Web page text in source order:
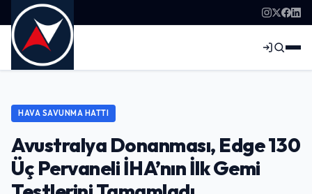
HAVA SAVUNMA HATTI
Avustralya Donanması, Edge 130
Üç Pervaneli İHA’nın İlk Gemi